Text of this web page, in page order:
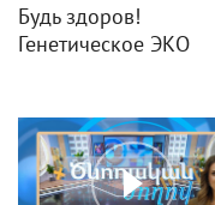
Будь здоров!
Генетическое ЭКО